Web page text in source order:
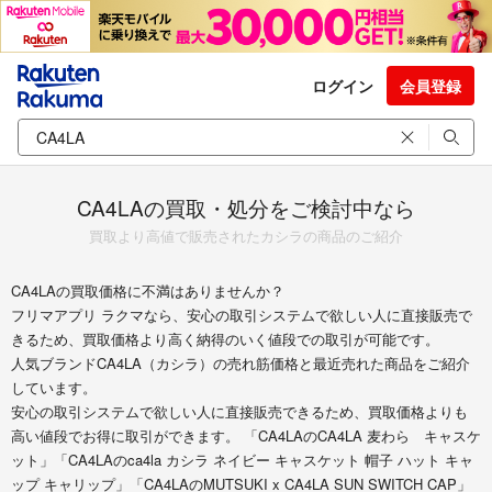
ログイン 会員登録
CA4LAの買取・処分をご検討中なら
買取より高値で販売されたカシラの商品のご紹介
CA4LAの買取価格に不満はありませんか？
フリマアプリ ラクマなら、安心の取引システムで欲しい人に直接販売で
きるため、買取価格より高く納得のいく値段での取引が可能です。
人気ブランドCA4LA（カシラ）の売れ筋価格と最近売れた商品をご紹介
しています。
安心の取引システムで欲しい人に直接販売できるため、買取価格よりも
高い値段でお得に取引ができます。 「CA4LAのCA4LA 麦わら キャスケ
ット」「CA4LAのca4la カシラ ネイビー キャスケット 帽子 ハット キャ
ップ キャリップ」「CA4LAのMUTSUKI x CA4LA SUN SWITCH CAP」